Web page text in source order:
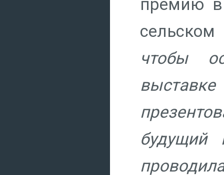
премию в
чтобы